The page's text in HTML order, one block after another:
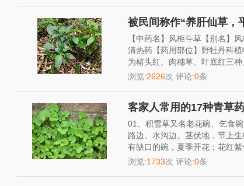
被民间称作“养肝仙草，
【中药名】风柜斗草【别名】
清热药【药用部位】野牡丹科
为楮头红、肉穗草、叶底红三
浏览:2626次 评论:0条
客家人常用的17种青草
01、积雪草又名老花碗、乞食
路边、水沟边。茎伏地，节上
有缺口的碗，夏季开花；花红
浏览:1733次 评论:0条